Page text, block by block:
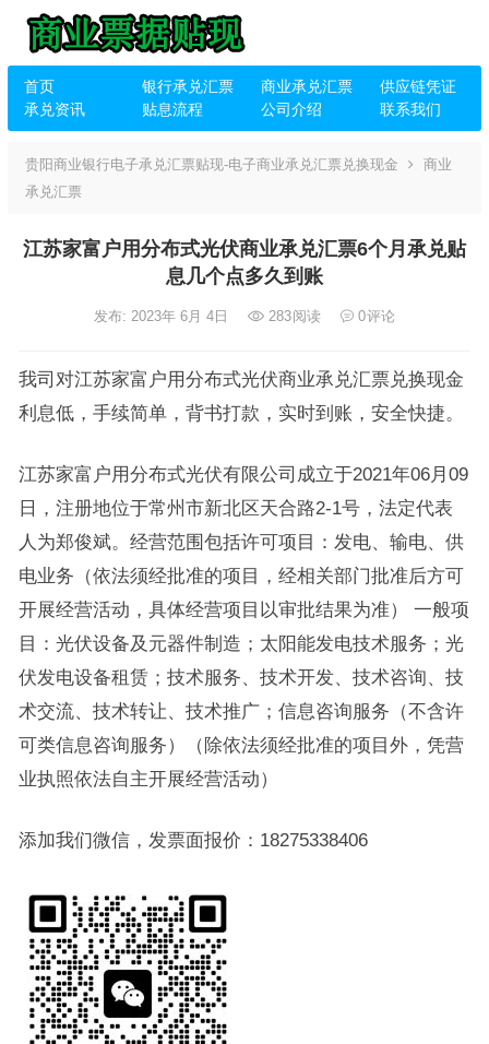
首页 银行承兑汇票 商业承兑汇票
供应链凭证
承兑资讯
贴息流程 公司介绍 联系我们
贵阳商业银行电子承兑汇票贴现-电子商业承兑汇票兑换现金
商业
承兑汇票
江苏家富户用分布式光伏商业承兑汇票6个月承兑贴
息几个点多久到账
发布: 2023年 6月 4日 283阅读 0评论
我司对江苏家富户用分布式光伏商业承兑汇票兑换现金
利息低，手续简单，背书打款，实时到账，安全快捷。
江苏家富户用分布式光伏有限公司成立于2021年06月09
日，注册地位于常州市新北区天合路2-1号，法定代表
人为郑俊斌。经营范围包括许可项目：发电、输电、供
电业务（依法须经批准的项目，经相关部门批准后方可
开展经营活动，具体经营项目以审批结果为准） 一般项
目：光伏设备及元器件制造；太阳能发电技术服务；光
伏发电设备租赁；技术服务、技术开发、技术咨询、技
术交流、技术转让、技术推广；信息咨询服务（不含许
可类信息咨询服务）（除依法须经批准的项目外，凭营
业执照依法自主开展经营活动）
添加我们微信，发票面报价：18275338406